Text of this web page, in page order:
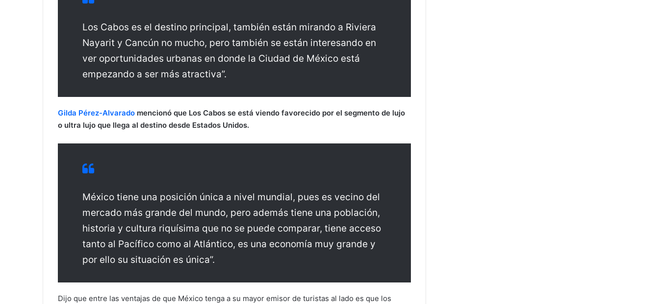
Los Cabos es el destino principal, también están mirando a Riviera
Nayarit y Cancún no mucho, pero también se están interesando en
ver oportunidades urbanas en donde la Ciudad de México está
empezando a ser más atractiva”.
Gilda Pérez-Alvarado mencionó que Los Cabos se está viendo favorecido por el segmento de lujo
o ultra lujo que llega al destino desde Estados Unidos.
México tiene una posición única a nivel mundial, pues es vecino del
mercado más grande del mundo, pero además tiene una población,
historia y cultura riquísima que no se puede comparar, tiene acceso
tanto al Pacífico como al Atlántico, es una economía muy grande y
por ello su situación es única”.
Dijo que entre las ventajas de que México tenga a su mayor emisor de turistas al lado es que los